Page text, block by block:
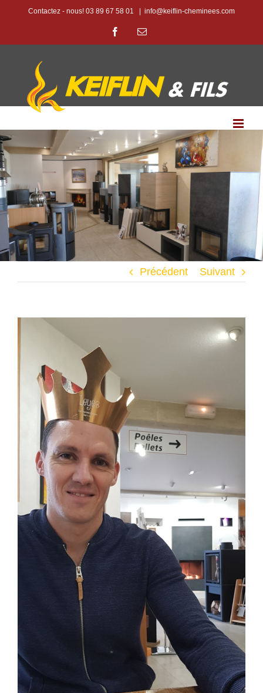
PasserContactez - nous! 03 89 67 58 01 info@keiflin-cheminees.com
FacebookEmail
Précédent Suivant